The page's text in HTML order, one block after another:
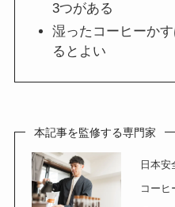
3つがある
湿ったコーヒーか
るとよい
本記事を監修する専門家
日本
コーヒ